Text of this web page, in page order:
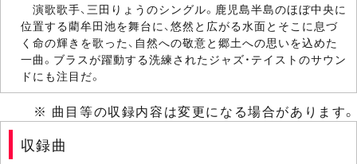
演歌歌手、三田りょうのシングル。鹿児島半島のほぼ中央に
位置する藺牟田池を舞台に、悠然と広がる水面とそこに息づ
く命の輝きを歌った、自然への敬意と郷土への思いを込めた
一曲。ブラスが躍動する洗練されたジャズ・テイストのサウン
ドにも注目だ。
※ 曲目等の収録内容は変更になる場合があります。
収録曲